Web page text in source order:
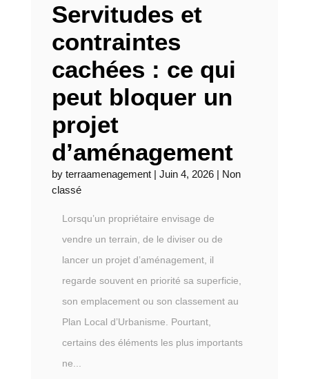
Servitudes et
contraintes
cachées : ce qui
peut bloquer un
projet
d’aménagement
by terraamenagement| Juin 4, 2026| Non
classé
Lorsqu’un propriétaire envisage de
vendre un terrain, de le diviser ou de
lancer un projet d’aménagement, il
regarde souvent en priorité sa superficie,
son emplacement ou son classement au
Plan Local d’Urbanisme. Pourtant,
certains des éléments les plus importants
ne...